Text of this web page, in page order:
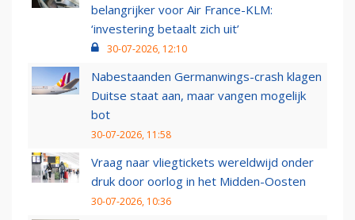
belangrijker voor Air France-KLM:
‘investering betaalt zich uit’
30-07-2026, 12:10
Nabestaanden Germanwings-crash klagen
Duitse staat aan, maar vangen mogelijk
bot
30-07-2026, 11:58
Vraag naar vliegtickets wereldwijd onder
druk door oorlog in het Midden-Oosten
30-07-2026, 10:36